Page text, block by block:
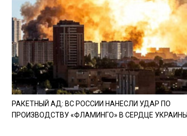
РАКЕТНЫЙ АД: ВС РОССИИ НАНЕСЛИ УДАР ПО
ПРОИЗВОДСТВУ «ФЛАМИНГО» В СЕРДЦЕ УКРАИНЫ